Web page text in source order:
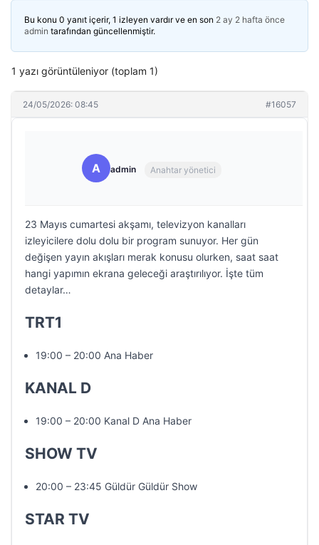
Bu konu 0 yanıt içerir, 1 izleyen vardır ve en son 2 ay 2 hafta önce
admin tarafından güncellenmiştir.
1 yazı görüntüleniyor (toplam 1)
24/05/2026: 08:45 #16057
A admin Anahtar yönetici
23 Mayıs cumartesi akşamı, televizyon kanalları
izleyicilere dolu dolu bir program sunuyor. Her gün
değişen yayın akışları merak konusu olurken, saat saat
hangi yapımın ekrana geleceği araştırılıyor. İşte tüm
detaylar…
TRT1
19:00 – 20:00 Ana Haber
KANAL D
19:00 – 20:00 Kanal D Ana Haber
SHOW TV
20:00 – 23:45 Güldür Güldür Show
STAR TV